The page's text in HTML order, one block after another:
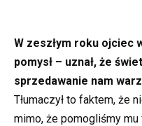
W zeszłym roku ojciec
pomysł – uznał, że
sprzedawanie nam
Tłumaczył to faktem, że
mimo, że pomogliśmy mu